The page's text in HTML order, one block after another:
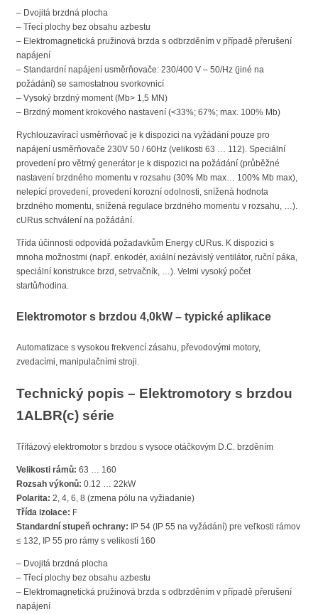
– Dvojitá brzdná plocha
– Třecí plochy bez obsahu azbestu
– Elektromagnetická pružinová brzda s odbrzděním v případě přerušení
napájení
– Standardní napájení usměrňovače: 230/400 V – 50/Hz (jiné na
požádání) se samostatnou svorkovnicí
– Vysoký brzdný moment (Mb> 1,5 MN)
– Brzdný moment krokového nastavení (<33%; 67%; max. 100% Mb)
Rychlouzavírací usměrňovač je k dispozici na vyžádání pouze pro
napájení usměrňovače 230V 50 / 60Hz (velikosti 63 … 112). Speciální
provedení pro větrný generátor je k dispozici na požádání (průběžné
nastavení brzdného momentu v rozsahu (30% Mb max… 100% Mb max),
nelepící provedení, provedení korozní odolnosti, snížená hodnota
brzdného momentu, snížená regulace brzdného momentu v rozsahu, …).
cURus schválení na požádání.
Třída účinnosti odpovídá požadavkům Energy cURus. K dispozici s
mnoha možnostmi (např. enkodér, axiální nezávislý ventilátor, ruční páka,
speciální konstrukce brzd, setrvačník, …). Velmi vysoký počet
startů/hodina.
Elektromotor s brzdou 4,0kW – typické aplikace
Automatizace s vysokou frekvencí zásahu, převodovými motory,
zvedacími, manipulačními stroji.
Technický popis – Elektromotory s brzdou
1ALBR(c) série
Třífázový elektromotor s brzdou s vysoce otáčkovým D.C. brzděním
Velikosti rámů: 63 … 160
Rozsah výkonů: 0.12 … 22kW
Polarita: 2, 4, 6, 8 (zmena pólu na vyžiadanie)
Třída izolace: F
Standardní stupeň ochrany: IP 54 (IP 55 na vyžádání) pre veľkosti rámov
≤ 132, IP 55 pro rámy s velikostí 160
– Dvojitá brzdná plocha
– Třecí plochy bez obsahu azbestu
– Elektromagnetická pružinová brzda s odbrzděním v případě přerušení
napájení